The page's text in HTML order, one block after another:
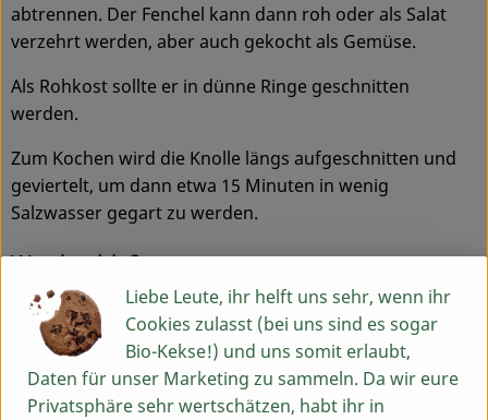
abtrennen. Der Fenchel kann dann roh oder als Salat
verzehrt werden, aber auch gekocht als Gemüse.
Als Rohkost sollte er in dünne Ringe geschnitten
werden.
Zum Kochen wird die Knolle längs aufgeschnitten und
geviertelt, um dann etwa 15 Minuten in wenig
Salzwasser gegart zu werden.
Was ist drin?
Die Fenchelknolle ist reich an Ballaststoffen und die
Benediktinerinnen erkannten als Naturheiler schon früh
den Wert des Fenchels als Naturheiler bei
Verdauungsproblemen.
Liebe Leute, ihr helft uns sehr, wenn ihr
Cookies zulasst (bei uns sind es sogar
Bio-Kekse!) und uns somit erlaubt,
Daten für unser Marketing zu sammeln. Da wir eure
Privatsphäre sehr wertschätzen, habt ihr in